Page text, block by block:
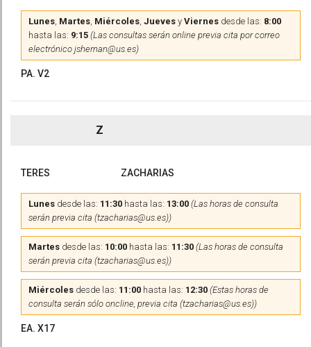
Lunes, Martes, Miércoles, Jueves y Viernes desde las: 8:00
hasta las: 9:15 (Las consultas serán online previa cita por correo
electrónico jshernan@us.es)
PA. V2
Z
TERES ZACHARIAS
Lunes desde las: 11:30 hasta las: 13:00 (Las horas de consulta
serán previa cita (tzacharias@us.es))
Martes desde las: 10:00 hasta las: 11:30 (Las horas de consulta
serán previa cita (tzacharias@us.es))
Miércoles desde las: 11:00 hasta las: 12:30 (Estas horas de
consulta serán sólo oncline, previa cita (tzacharias@us.es))
EA. X17